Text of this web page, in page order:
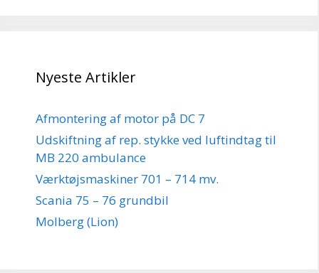
Nyeste Artikler
Afmontering af motor på DC 7
Udskiftning af rep. stykke ved luftindtag til
MB 220 ambulance
Værktøjsmaskiner 701 – 714 mv.
Scania 75 – 76 grundbil
Molberg (Lion)